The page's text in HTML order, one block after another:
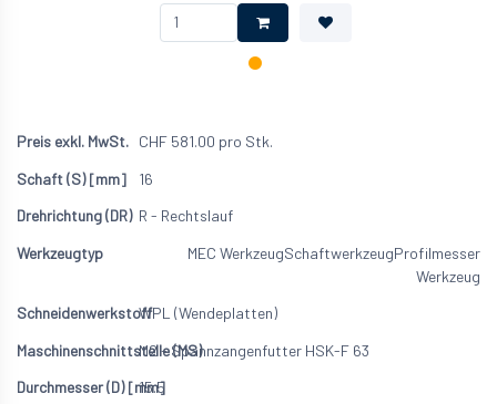
CHF 581.00 pro Stk.
16
R - Rechtslauf
MEC WerkzeugSchaftwerkzeugProfilmesser
Werkzeug
WPL (Wendeplatten)
M2 - Spannzangenfutter HSK-F 63
15.5